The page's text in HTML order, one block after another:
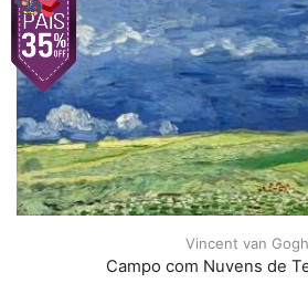
Vincent van Gogh
Campo com Nuvens de